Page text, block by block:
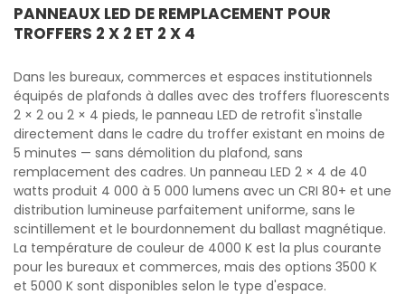
PANNEAUX LED DE REMPLACEMENT POUR
TROFFERS 2 X 2 ET 2 X 4
Dans les bureaux, commerces et espaces institutionnels
équipés de plafonds à dalles avec des troffers fluorescents
2 × 2 ou 2 × 4 pieds, le panneau LED de retrofit s'installe
directement dans le cadre du troffer existant en moins de
5 minutes — sans démolition du plafond, sans
remplacement des cadres. Un panneau LED 2 × 4 de 40
watts produit 4 000 à 5 000 lumens avec un CRI 80+ et une
distribution lumineuse parfaitement uniforme, sans le
scintillement et le bourdonnement du ballast magnétique.
La température de couleur de 4000 K est la plus courante
pour les bureaux et commerces, mais des options 3500 K
et 5000 K sont disponibles selon le type d'espace.